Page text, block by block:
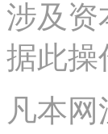
涉及资
据此操
凡本